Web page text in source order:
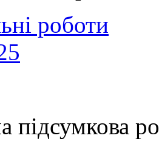
роботи
підсумкова